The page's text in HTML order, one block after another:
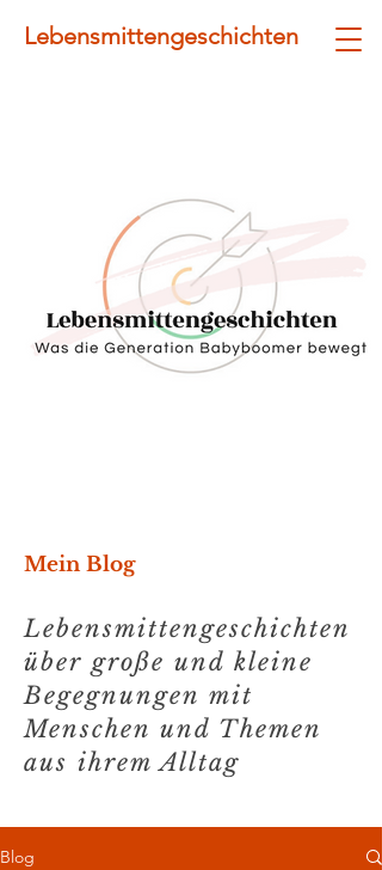
Lebensmittengeschichten
Mein Blog
Lebensmittengeschichten
über große und kleine
Begegnungen mit
Menschen und Themen
aus ihrem Alltag
Blog